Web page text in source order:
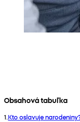
Obsahová tabuľka
1.Kto oslavuje